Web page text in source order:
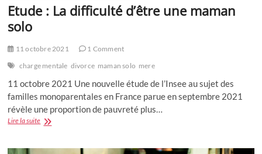
Etude : La difficulté d’être une maman
solo
11 octobre 2021
1 Comment
charge mentale divorce maman solo mere
11 octobre 2021 Une nouvelle étude de l’Insee au sujet des
familles monoparentales en France parue en septembre 2021
révèle une proportion de pauvreté plus…
Lire la suiteEtude